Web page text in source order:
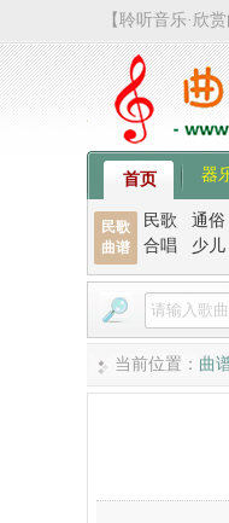
【聆听音乐·欣
首页 器
民歌
曲谱
民歌 通俗
合唱
少儿
当前位置： 曲